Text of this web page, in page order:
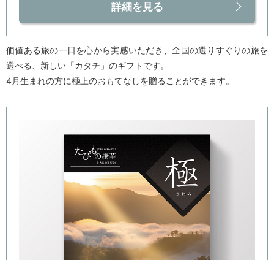
詳細を見る
価値ある旅の一日を心から実感いただき、全国の選りすぐりの旅を
選べる、新しい「カタチ」のギフトです。
4月生まれの方に極上のおもてなしを贈ることができます。